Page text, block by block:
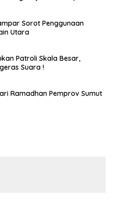
Sorot Penggunaan
Utara
Patroli Skala Besar,
Suara !
Ramadhan Pemprov Sumut